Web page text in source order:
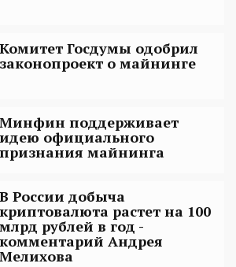
Комитет Госдумы одобрил
законопроект о майнинге
Минфин поддерживает
идею официального
признания майнинга
В России добыча
криптовалюта растет на 100
млрд рублей в год -
комментарий Андрея
Мелихова